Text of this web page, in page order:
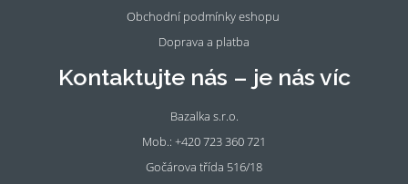
Obchodní podmínky eshopu
Doprava a platba
Kontaktujte nás – je nás víc
Bazalka s.r.o.
Mob.: +420 723 360 721
Gočárova třída 516/18